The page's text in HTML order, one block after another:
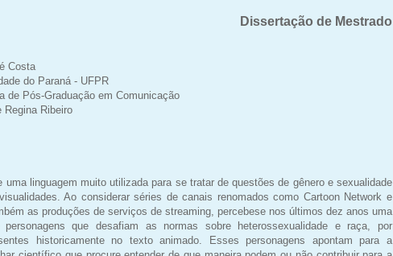
Dissertação de Mestrado
Costa
do Paraná - UFPR
de Pós-Graduação em Comunicação
Regina Ribeiro
uma linguagem muito utilizada para se tratar de questões de gênero e sexualidade
Ao considerar séries de canais renomados como Cartoon Network e
as produções de serviços de streaming, percebese nos últimos dez anos uma
que desafiam as normas sobre heterossexualidade e raça, por
historicamente no texto animado. Esses personagens apontam para a